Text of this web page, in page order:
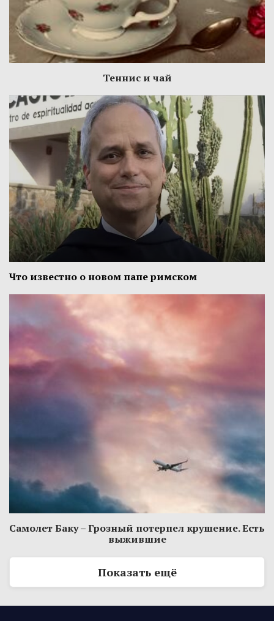
Теннис и чай
Что известно о новом папе римском
Самолет Баку – Грозный потерпел крушение. Есть
выжившие
Показать ещё